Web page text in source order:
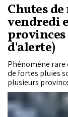
Chutes
vendredi
d'alerte)
Phénomène rare
de fortes pluies
plusieurs
générale de la